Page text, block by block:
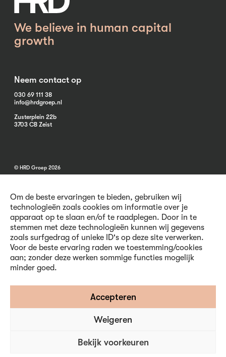
Om de beste ervaringen te bieden, gebruiken wij
technologieën zoals cookies om informatie over je
apparaat op te slaan en/of te raadplegen. Door in te
stemmen met deze technologieën kunnen wij gegevens
zoals surfgedrag of unieke ID's op deze site verwerken.
Voor de beste ervaring raden we toestemming/cookies
aan; zonder deze werken sommige functies mogelijk
minder goed.
Accepteren
Weigeren
Bekijk voorkeuren
We believe in human capital
growth
Neem contact op
030 69 111 38
info@hrdgroep.nl
Zusterplein 22b
3703 CB Zeist
© HRD Groep 2026
Algemene informatie
Contact
Voorwaarden
Privacy en Cookies
Volg ons
Inschrijven nieuwsbrief